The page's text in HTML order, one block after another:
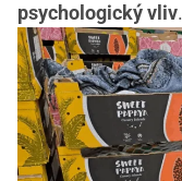
psychologický vliv.